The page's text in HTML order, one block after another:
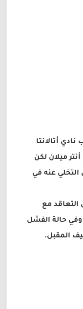
نادي أتالانتا
ميلان لكن
عنه في
مع
وفي حالة الفشل
المقبل.